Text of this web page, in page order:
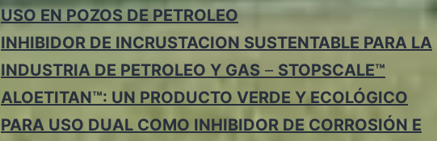
USO EN POZOS DE PETROLEO
INHIBIDOR DE INCRUSTACION SUSTENTABLE PARA LA
INDUSTRIA DE PETROLEO Y GAS – STOPSCALE™
ALOETITAN™: UN PRODUCTO VERDE Y ECOLÓGICO
PARA USO DUAL COMO INHIBIDOR DE CORROSIÓN E